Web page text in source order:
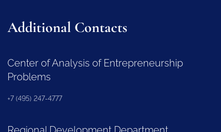
Additional Contacts
Center of Analysis of Entrepreneurship
Problems
+7 (495) 247-4777